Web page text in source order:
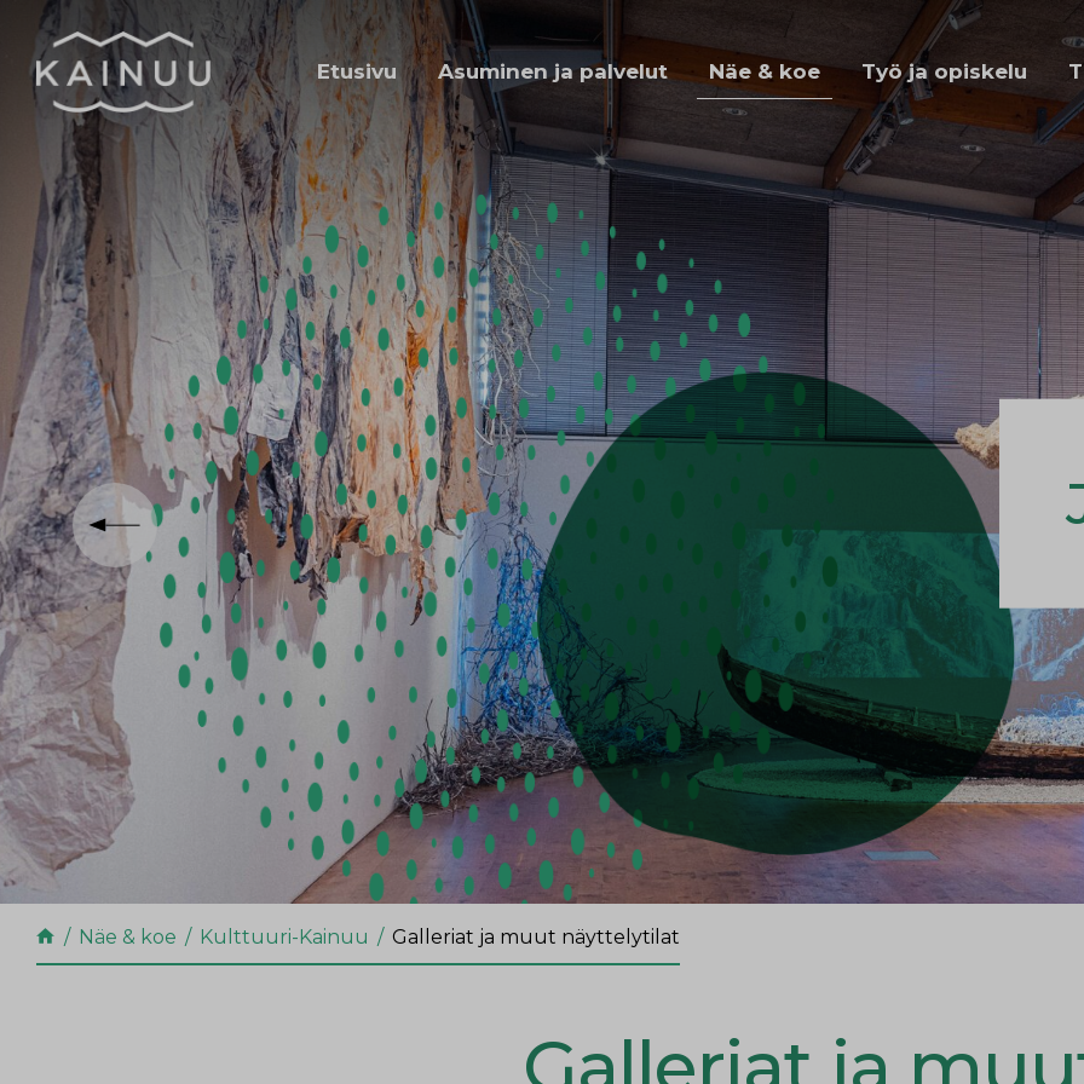
Siirry sisältöön
Etusivu Asuminen ja palvelut Näe & koe Työ ja opiskelu
Näe & koe Kulttuuri-Kainuu Galleriat ja muut näyttelytilat